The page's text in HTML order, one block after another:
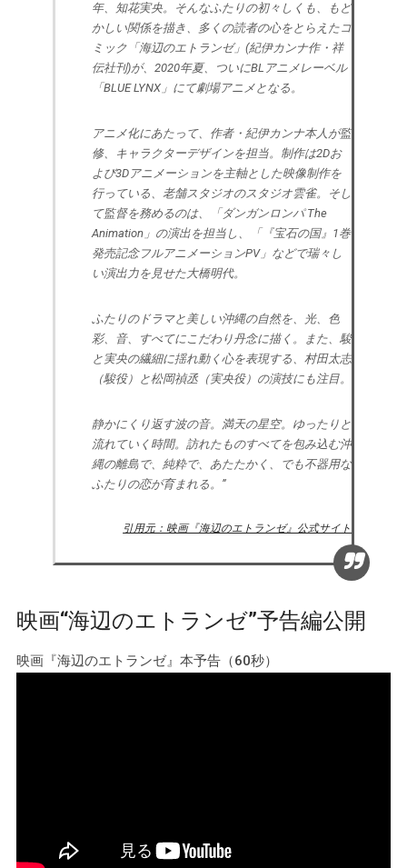
年、知花実央。そんなふたりの初々しくも、もど
かしい関係を描き、多くの読者の心をとらえたコ
ミック「海辺のエトランゼ」(紀伊カンナ作・祥
伝社刊)が、2020年夏、ついにBLアニメレーベル
「BLUE LYNX」にて劇場アニメとなる。
アニメ化にあたって、作者・紀伊カンナ本人が監
修、キャラクターデザインを担当。制作は2Dお
よび3Dアニメーションを主軸とした映像制作を
行っている、老舗スタジオのスタジオ雲雀。そし
て監督を務めるのは、「ダンガンロンパ The
Animation」の演出を担当し、「『宝石の国』1巻
発売記念フルアニメーションPV」などで瑞々し
い演出力を見せた大橋明代。
ふたりのドラマと美しい沖縄の自然を、光、色
彩、音、すべてにこだわり丹念に描く。また、駿
と実央の繊細に揺れ動く心を表現する、村田太志
（駿役）と松岡禎丞（実央役）の演技にも注目。
静かにくり返す波の音。満天の星空。ゆったりと
流れていく時間。訪れたものすべてを包み込む沖
縄の離島で、純粋で、あたたかく、でも不器用な
ふたりの恋が育まれる。”
引用元：映画『海辺のエトランゼ』公式サイト
映画“海辺のエトランゼ”予告編公開
映画『海辺のエトランゼ』本予告（60秒）